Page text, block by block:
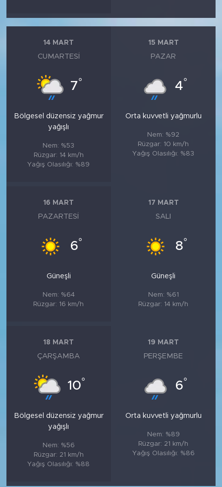
14 MART
CUMARTESI
7°
Bölgesel düzensiz yağmur
yağışlı
Nem: %53
Rüzgar: 14 km/h
Yağış Olasılığı: %89
15 MART
PAZAR
4°
Orta kuvvetli yağmurlu
Nem: %92
Rüzgar: 10 km/h
Yağış Olasılığı: %83
16 MART
PAZARTESI
6°
Güneşli
Nem: %64
Rüzgar: 16 km/h
17 MART
SALI
8°
Güneşli
Nem: %61
Rüzgar: 14 km/h
18 MART
ÇARŞAMBA
10°
Bölgesel düzensiz yağmur
yağışlı
Nem: %56
Rüzgar: 21 km/h
Yağış Olasılığı: %88
19 MART
PERŞEMBE
6°
Orta kuvvetli yağmurlu
Nem: %89
Rüzgar: 21 km/h
Yağış Olasılığı: %86